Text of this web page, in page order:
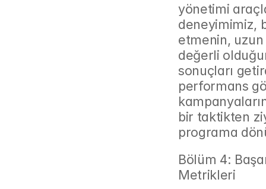
yönetimi
deneyimimiz,
etmenin,
değerli
sonuçları
performans
bir taktikten
programa
Bölüm 4:
Metrikleri